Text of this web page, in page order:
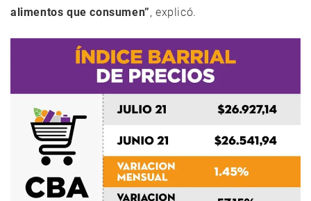
alimentos que consumen”, explicó.